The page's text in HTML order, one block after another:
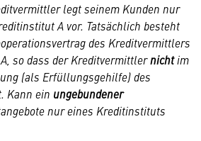
legt seinem Kunden nur
A vor. Tatsächlich besteht
des Kreditvermittlers
so dass der Kreditvermittlernichtim
(als Erfüllungsgehilfe) des
Kann ein ungebundener
nur eines Kreditinstituts